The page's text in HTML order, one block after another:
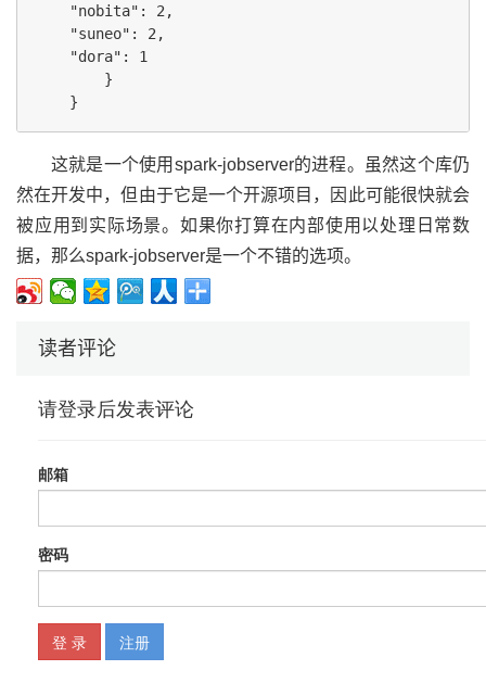
    "nobita": 2,
    "suneo": 2,
    "dora": 1
        }
这就是一个使用spark-jobserver的进程。虽然这个库仍
然在开发中，但由于它是一个开源项目，因此可能很快就会
被应用到实际场景。如果你打算在内部使用以处理日常数
据，那么spark-jobserver是一个不错的选项。
读者评论